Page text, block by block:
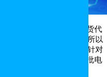
单处理，由于大家使用货代
的渠道、情况也不同，所以
处理，这种方式，主要针对
或者直接从邮局拿来一批电